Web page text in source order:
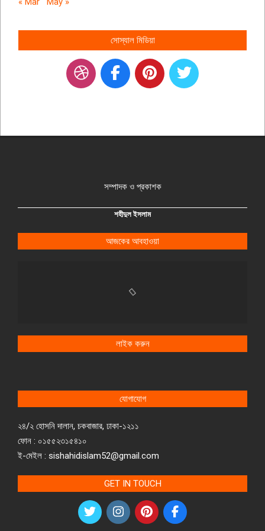
সোস্যাল মিডিয়া
সম্পাদক ও প্রকাশক
শহীদুল ইসলাম
আজকের আবহাওয়া
লাইক করুন
যোগাযোগ
২৪/২ হোসনি দালান, চকবাজার, ঢাকা-১২১১
ফোন : ০১৫৫২৩১৫৪১০
ই-মেইল : sishahidislam52@gmail.com
GET IN TOUCH